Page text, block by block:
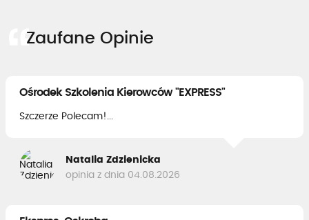
Zaufane Opinie
Ośrodek Szkolenia Kierowców "EXPRESS"
Szczerze Polecam!...
Natalia Zdzienicka
opinia z dnia 04.08.2026